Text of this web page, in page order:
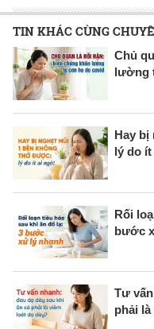
TIN KHÁC CÙNG
Chủ
lường
Hay bị
lý do
Rối
bước
Tư
phải